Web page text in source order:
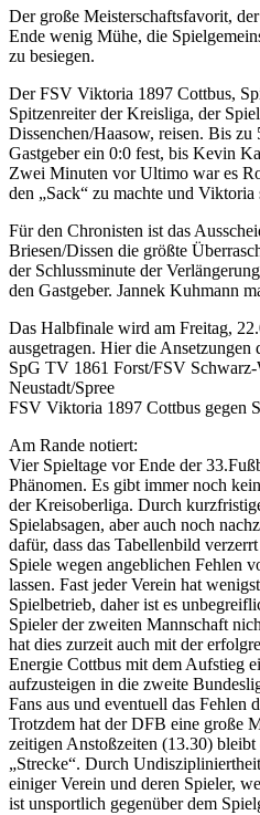
Der große Meisterschaftsfavorit,
Ende wenig Mühe, die
zu besiegen.
Der FSV Viktoria 1897 Cottbus,
Spitzenreiter der Kreisliga, der
Dissenchen/Haasow, reisen. Bis
Gastgeber ein 0:0 fest, bis Kevin
Zwei Minuten vor Ultimo war es
den „Sack“ zu machte und
Für den Chronisten ist das
Briesen/Dissen die größte
der Schlussminute der
den Gastgeber. Jannek Kuhmann
Das Halbfinale wird am Freitag,
ausgetragen. Hier die Ansetzungen
SpG TV 1861 Forst/FSV
Neustadt/Spree
FSV Viktoria 1897 Cottbus gegen
Am Rande notiert:
Vier Spieltage vor Ende der
Phänomen. Es gibt immer noch
der Kreisoberliga. Durch
Spielabsagen, aber auch noch
dafür, dass das Tabellenbild
Spiele wegen angeblichen Fehlen
lassen. Fast jeder Verein hat
Spielbetrieb, daher ist es
Spieler der zweiten Mannschaft
hat dies zurzeit auch mit der
Energie Cottbus mit dem Aufstieg
aufzusteigen in die zweite
Fans aus und eventuell das Fehlen
Trotzdem hat der DFB eine große
zeitigen Anstoßzeiten (13.30)
„Strecke“. Durch
einiger Verein und deren Spieler,
ist unsportlich gegenüber dem